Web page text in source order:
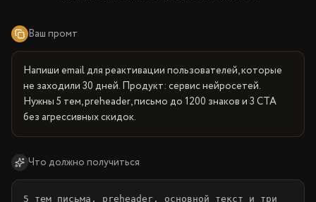
Ваш промт
Напиши email для реактивации пользователей, которые
не заходили 30 дней. Продукт: сервис нейросетей.
Нужны 5 тем, preheader, письмо до 1200 знаков и 3 CTA
без агрессивных скидок.
Что должно получиться
5 тем письма, preheader, основной текст и три